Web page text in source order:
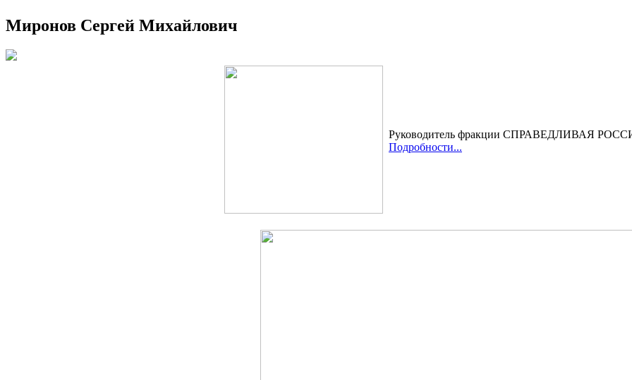
Миронов Сергей Михайлович
Руководитель фракции СПРАВЕДЛИВАЯ
Подробности...